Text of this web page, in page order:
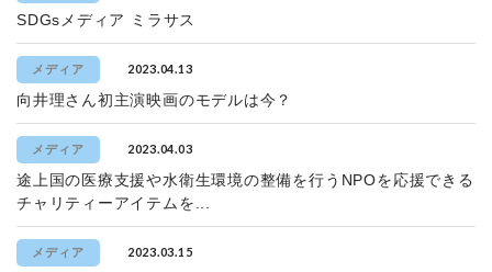
SDGsメディア ミラサス
メディア 2023.04.13
向井理さん初主演映画のモデルは今？
メディア 2023.04.03
途上国の医療支援や水衛生環境の整備を行うNPOを応援できる
チャリティーアイテムを...
メディア 2023.03.15